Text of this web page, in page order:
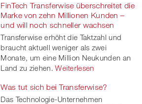
FinTech Transferwise überschreitet die
Marke von zehn Millionen Kunden –
und will noch schneller wachsen
Transferwise erhöht die Taktzahl und
braucht aktuell weniger als zwei
Monate, um eine Million Neukunden an
Land zu ziehen. Weiterlesen
Was tut sich bei Transferwise?
Das Technologie-Unternehmen